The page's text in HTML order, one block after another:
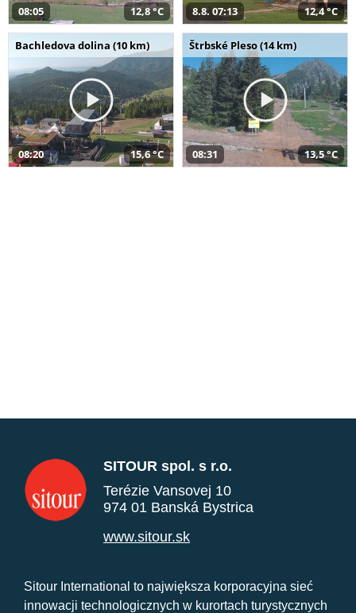
08:05 12,8 °C 8.8. 07:13 12,4 °C
Bachledova dolina (10 km)
08:20 15,6 °C
Štrbské Pleso (14 km)
08:31 13,5 °C
SITOUR spol. s r.o.
Terézie Vansovej 10
974 01 Banská Bystrica
www.sitour.sk
Sitour International to największa korporacyjna sieć
innowacji technologicznych w kurortach turystycznych